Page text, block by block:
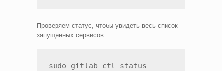
Проверяем статус, чтобы увидеть весь список
запущенных сервисов:
sudo gitlab-ctl status